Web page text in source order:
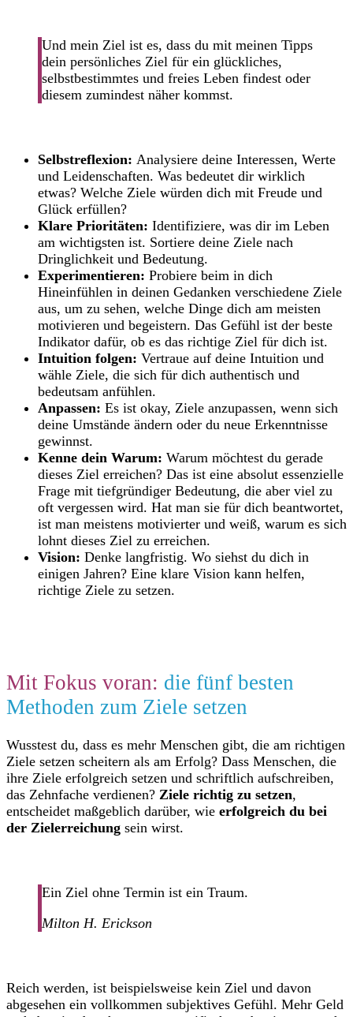
Und mein Ziel ist es, dass du mit meinen Tipps
dein persönliches Ziel für ein glückliches,
selbstbestimmtes und freies Leben findest oder
diesem zumindest näher kommst.
Selbstreflexion: Analysiere deine Interessen, Werte
und Leidenschaften. Was bedeutet dir wirklich
etwas? Welche Ziele würden dich mit Freude und
Glück erfüllen?
Klare Prioritäten: Identifiziere, was dir im Leben
am wichtigsten ist. Sortiere deine Ziele nach
Dringlichkeit und Bedeutung.
Experimentieren: Probiere beim in dich
Hineinfühlen in deinen Gedanken verschiedene Ziele
aus, um zu sehen, welche Dinge dich am meisten
motivieren und begeistern. Das Gefühl ist der beste
Indikator dafür, ob es das richtige Ziel für dich ist.
Intuition folgen: Vertraue auf deine Intuition und
wähle Ziele, die sich für dich authentisch und
bedeutsam anfühlen.
Anpassen: Es ist okay, Ziele anzupassen, wenn sich
deine Umstände ändern oder du neue Erkenntnisse
gewinnst.
Kenne dein Warum: Warum möchtest du gerade
dieses Ziel erreichen? Das ist eine absolut essenzielle
Frage mit tiefgründiger Bedeutung, die aber viel zu
oft vergessen wird. Hat man sie für dich beantwortet,
ist man meistens motivierter und weiß, warum es sich
lohnt dieses Ziel zu erreichen.
Vision: Denke langfristig. Wo siehst du dich in
einigen Jahren? Eine klare Vision kann helfen,
richtige Ziele zu setzen.
Mit Fokus voran: die fünf besten
Methoden zum Ziele setzen
Wusstest du, dass es mehr Menschen gibt, die am richtigen
Ziele setzen scheitern als am Erfolg? Dass Menschen, die
ihre Ziele erfolgreich setzen und schriftlich aufschreiben,
das Zehnfache verdienen? Ziele richtig zu setzen,
entscheidet maßgeblich darüber, wie erfolgreich du bei
der Zielerreichung sein wirst.
Ein Ziel ohne Termin ist ein Traum.
Milton H. Erickson
Reich werden, ist beispielsweise kein Ziel und davon
abgesehen ein vollkommen subjektives Gefühl. Mehr Geld